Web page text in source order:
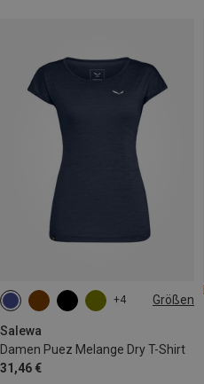
+4 Größen
Salewa
Damen Puez Melange Dry T-Shirt
31,46 €
M L XL XXL